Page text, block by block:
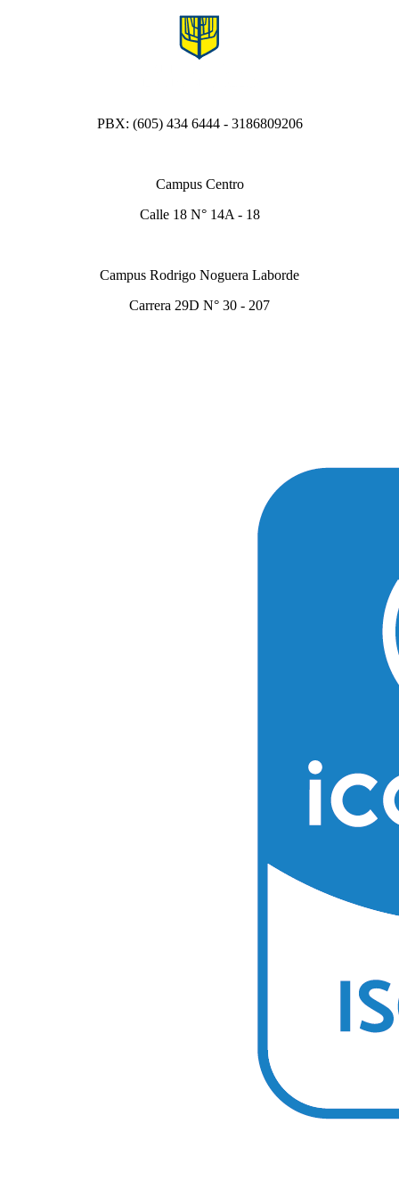
PBX: (605) 434 6444 - 3186809206
Campus Centro
Calle 18 N° 14A - 18
Campus Rodrigo Noguera Laborde
Carrera 29D N° 30 - 207